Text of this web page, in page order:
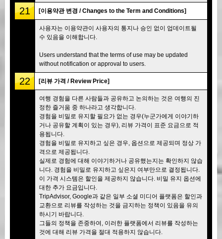
21 [이용약관 변경 / Changes to the Term and Conditions]
사용자는 이용약관이 사용자의 통지나 승인 없이 업데이트될
수 있음을 이해합니다.
Users understand that the terms of use may be updated
without notification or approval to users.
22 [리뷰 가격 / Review Price]
여행 경험을 다른 사람들과 공유하고 논의하는 것은 여행의 진
정한 즐거움 중 하나라고 생각합니다.
경험을 비밀로 유지할 필요가 없는 경우(누군가에게 이야기하
거나 공유할 계획이 있는 경우), 리뷰 가격이 표준 요금으로 적
용됩니다.
경험을 비밀로 유지하고 싶은 경우, 옵션으로 제공되며 정상 가
격으로 제공됩니다.
실제로 경험에 대해 이야기하거나 공유했는지는 확인하지 않습
니다. 경험을 비밀로 유지하고 싶은지 여부만으로 결정됩니다.
이 가격 시스템은 할인을 제공하지 않습니다. 비밀 유지 옵션에
대한 추가 요금입니다.
TripAdvisor, Google과 같은 일부 소셜 미디어 플랫폼은 할인과
교환으로 리뷰를 작성하는 것을 금지하는 정책이 있음을 유의
하시기 바랍니다.
그들의 정책을 존중하여, 이러한 플랫폼에서 리뷰를 작성하는
것에 대해 리뷰 가격을 절대 적용하지 않습니다.